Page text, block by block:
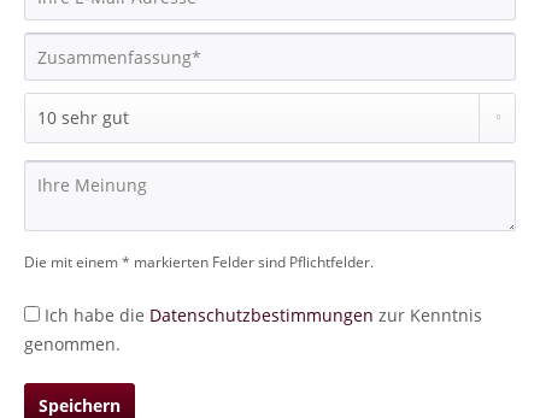
Die mit einem * markierten Felder sind Pflichtfelder.
Ich habe die Datenschutzbestimmungen zur Kenntnis
genommen.
Speichern